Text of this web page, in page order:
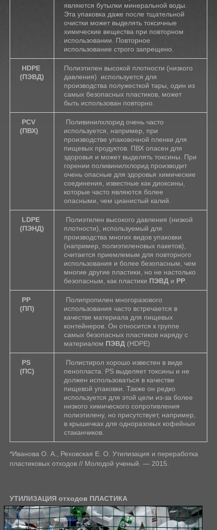
являются бутылки минеральной воды.
Эта упаковка даже после тщательной
очистки может выделять токсичные
химические вещества при повторном
использовании. Повторное
использование строго запрещено.
HDPE
(ПЭВД)
Полиэтилен высокой плотности (низкого
давления) используется для
производства полужесткой тары, один из
самых безопасных пластиков, может
быть использован повторно.
PCV
(ПВХ)
Поливинилхлорид очень часто
используется, например, при
производстве упаковочной пленки для
пищевых продуктов. ПВХ опасен для
здоровья и может выделять токсины. При
горении поливинилхлорид производит
очень опасные для здоровья химические
соединения, известные как диоксины,
которые часто являются более
опасными, чем цианистый калий.
LDPE
(ПЭНД)
Полиэтилен высокого давления (низкой
плотности), используемый для
производства многих видов упаковки
(например, полиэтиленовых пакетов),
считается приемлемым для повторного
использования и более безопасным, чем
многие другие пластики, но не настолько
безопасным, как пластики ПЭВД и PP.
PP
(ПП)
Полипропилен многоразового
использования часто встречается в
качестве материала для пищевых
контейнеров. Он относится к группе
самых безопасных пластиков наряду с
материалом ПЭВД (HDPE)
PS
(ПС)
Полистирол хорошо известен в виде
пенопласта. PS выделяет токсины и не
должен использоваться в качестве
пищевой упаковки. Также он редко
используется для этой цели из-за более
низкого химического сопротивления
полиэтилену, но присутствует, например,
в крышечках для одноразовых кофейных
стаканчиков.
*Иванова О. А., Реховская Е. О. Утилизация и переработка
пластиковых отходов // Молодой ученый. — 2015.
УТИЛИЗАЦИЯ отходов ПЛАСТИКА